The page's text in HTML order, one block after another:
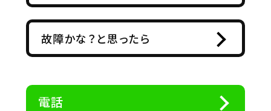
故障かな？と思ったら
電話